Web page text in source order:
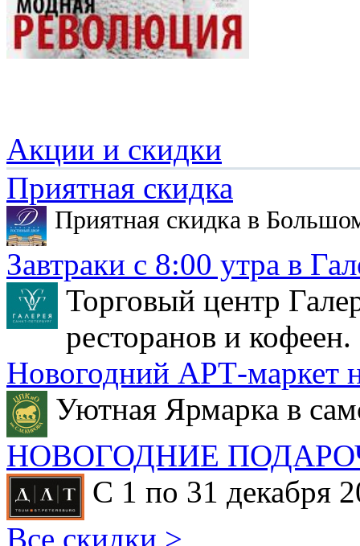
Акции и скидки
Приятная скидка
Приятная скидка в
Завтраки с 8:00 утра в
Торговый центр
ресторанов и кофеен.
Новогодний АРТ-маркет
Уютная Ярмарка в
НОВОГОДНИЕ
С 1 по 31 декабря
Все скидки >